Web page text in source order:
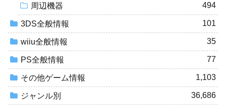
周辺機器 494
3DS全般情報 101
wiiu全般情報 35
PS全般情報 77
その他ゲーム情報 1,103
ジャンル別 36,686